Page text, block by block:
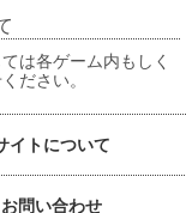
は各ゲーム内もしく
ださい。
イトについて
お問い合わせ